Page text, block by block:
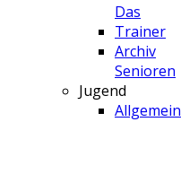
Das
Trainer
Archiv
Senioren
Jugend
Allgemein